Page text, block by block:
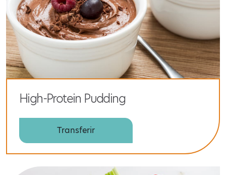
High-Protein Pudding
Transferir